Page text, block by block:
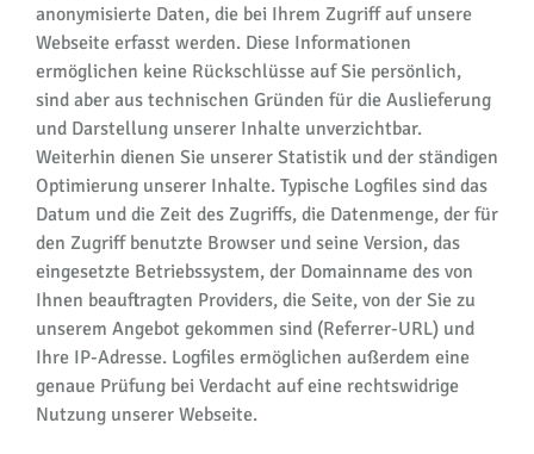
anonymisierte Daten, die bei Ihrem Zugriff auf unsere
Webseite erfasst werden. Diese Informationen
ermöglichen keine Rückschlüsse auf Sie persönlich,
sind aber aus technischen Gründen für die Auslieferung
und Darstellung unserer Inhalte unverzichtbar.
Weiterhin dienen Sie unserer Statistik und der ständigen
Optimierung unserer Inhalte. Typische Logfiles sind das
Datum und die Zeit des Zugriffs, die Datenmenge, der für
den Zugriff benutzte Browser und seine Version, das
eingesetzte Betriebssystem, der Domainname des von
Ihnen beauftragten Providers, die Seite, von der Sie zu
unserem Angebot gekommen sind (Referrer-URL) und
Ihre IP-Adresse. Logfiles ermöglichen außerdem eine
genaue Prüfung bei Verdacht auf eine rechtswidrige
Nutzung unserer Webseite.